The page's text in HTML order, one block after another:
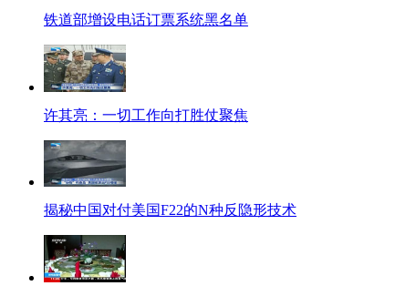
铁道部增设电话订票系统黑名单
许其亮：一切工作向打胜仗聚焦
揭秘中国对付美国F22的N种反隐形技术